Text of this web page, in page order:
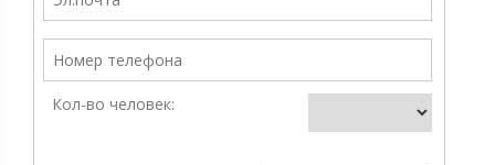
Кол-во человек: